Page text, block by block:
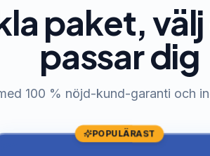
paket,
passar dig
100 % nöjd-kund-garanti och
POPULÄRAST